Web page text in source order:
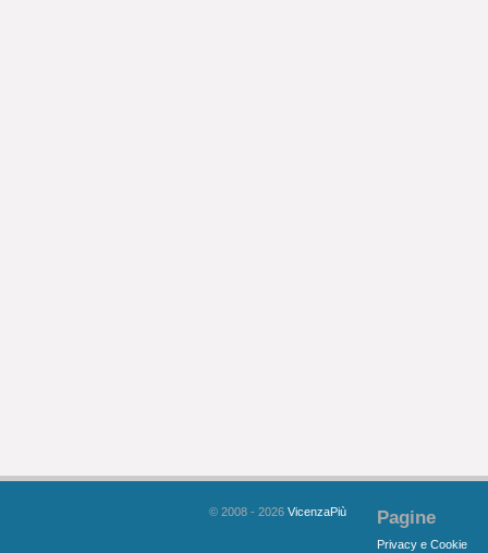
© 2008 - 2026 VicenzaPiù Pagine
Privacy e Cookie